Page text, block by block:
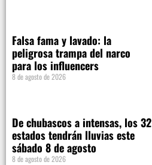
Falsa fama y lavado: la
peligrosa trampa del narco
para los influencers
8 de agosto de 2026
De chubascos a intensas, los 32
estados tendrán lluvias este
sábado 8 de agosto
8 de agosto de 2026